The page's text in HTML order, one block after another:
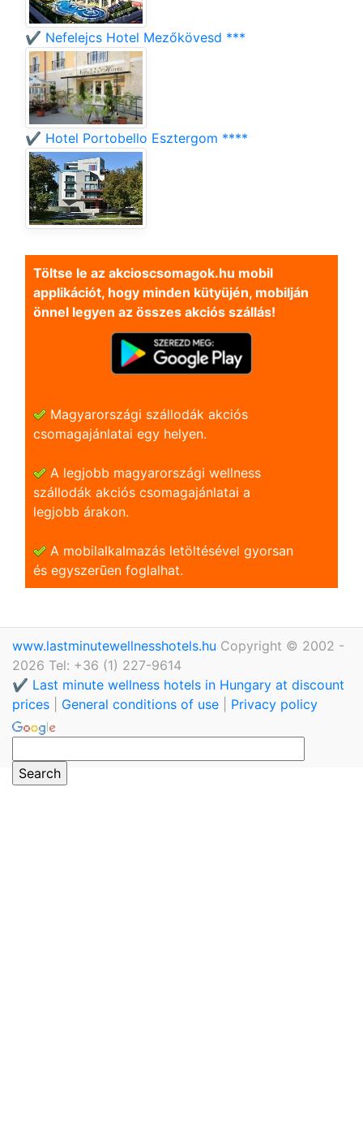
✔️ Nefelejcs Hotel Mezőkövesd ***
✔️ Hotel Portobello Esztergom ****
Töltse le az akcioscsomagok.hu mobil
applikációt, hogy minden kütyüjén, mobilján
önnel legyen az összes akciós szállás!
Magyarországi szállodák akciós
csomagajánlatai egy helyen.
A legjobb magyarországi wellness
szállodák akciós csomagajánlatai a
legjobb árakon.
A mobilalkalmazás letöltésével gyorsan
és egyszerũen foglalhat.
www.lastminutewellnesshotels.hu Copyright © 2002 -
2026 Tel: +36 (1) 227-9614
✔️ Last minute wellness hotels in Hungary at discount
prices
General conditions of use Privacy policy